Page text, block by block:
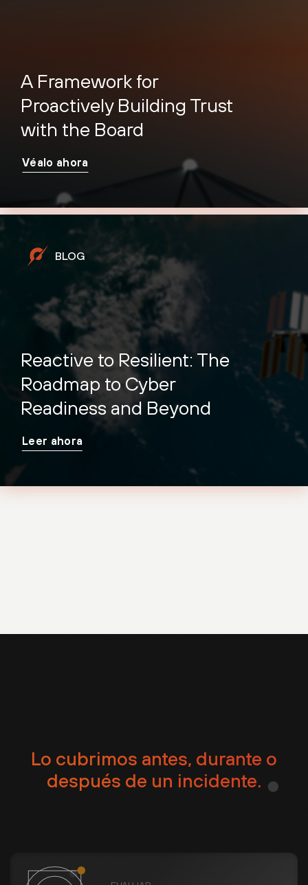
A Framework for
Proactively Building Trust
with the Board
Véalo ahora
BLOG
Reactive to Resilient: The
Roadmap to Cyber
Readiness and Beyond
Leer ahora
Lo cubrimos antes, durante o
después de un incidente.